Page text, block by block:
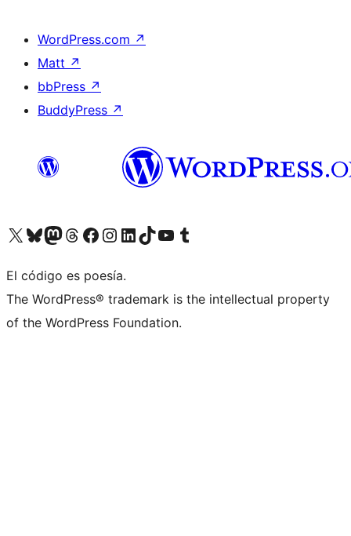
WordPress.com ↗
Matt ↗
bbPress ↗
BuddyPress ↗
Visita nuestra cuenta de X (anteriormente Twitter)
Visita nuestra cuenta de Bluesky
Visita nuestra cuenta de Mastodon
Visita nuestra cuenta de Threads
Visita nuestra página de Facebook
Visita nuestra cuenta de Instagram
Visita nuestra cuenta de LinkedIn
Visita nuestra cuenta de TikTok
Visita nuestro canal de YouTube
Visita nuestra cuenta de Tumblr
El código es poesía.
The WordPress® trademark is the intellectual property
of the WordPress Foundation.